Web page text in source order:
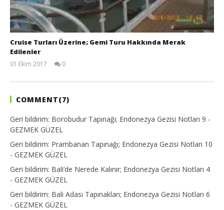
Cruise Turları Üzerine; Gemi Turu Hakkında Merak
Edilenler
01 Ekim 2017
Tuna
0
COMMENT(7)
Geri bildirim: Borobudur Tapınağı; Endonezya Gezisi Notları 9 -
GEZMEK GÜZEL
Geri bildirim: Prambanan Tapınağı; Endonezya Gezisi Notları 10
- GEZMEK GÜZEL
Geri bildirim: Bali’de Nerede Kalınır; Endonezya Gezisi Notları 4
- GEZMEK GÜZEL
Geri bildirim: Bali Adası Tapınakları; Endonezya Gezisi Notları 6
- GEZMEK GÜZEL